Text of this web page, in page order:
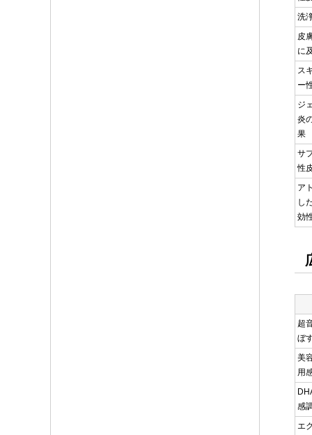
洗
皮
に
ス
ー
ジ
炎
果
サ
性
ア
し
効
超
ぼ
美
用
感
エ